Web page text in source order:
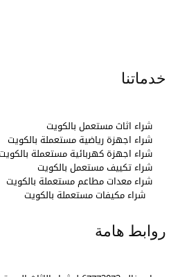
خدماتنا
شراء اثاث مستعمل بالكويت
شراء اجهزة رياضية مستعملة بالكويت
شراء اجهزة كهربائية مستعملة
شراء تكييف مستعمل بالكويت
شراء معدات مطاعم مستعملة بالكويت
شراء مكيفات مستعملة بالكويت
روابط هامة